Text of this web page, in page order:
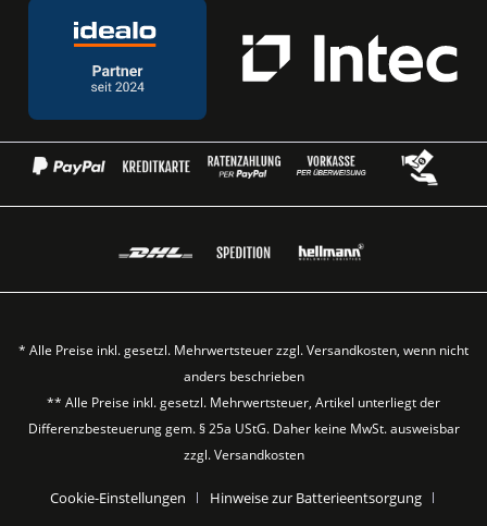
* Alle Preise inkl. gesetzl. Mehrwertsteuer zzgl.Versandkosten, wenn nicht
anders beschrieben
** Alle Preise inkl. gesetzl. Mehrwertsteuer, Artikel unterliegt der
Differenzbesteuerung gem. § 25a UStG. Daher keine MwSt. ausweisbar
zzgl.Versandkosten
Cookie-Einstellungen
Hinweise zur Batterieentsorgung